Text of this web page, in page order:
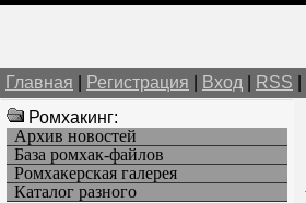
Главная Регистрация Вход RSS
Ромхакинг:
Архив новостей
База ромхак-файлов
Ромхакерская галерея
Каталог разного